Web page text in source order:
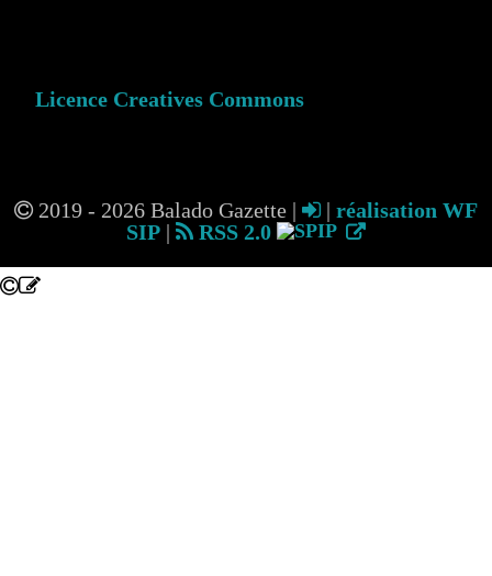
Licence Creatives Commons
2019 - 2026 Balado Gazette | | réalisation WF
SIP | RSS 2.0